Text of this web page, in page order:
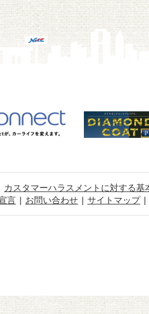
カスタマーハラスメントに対する基
言
お問い合わせ サイトマップ